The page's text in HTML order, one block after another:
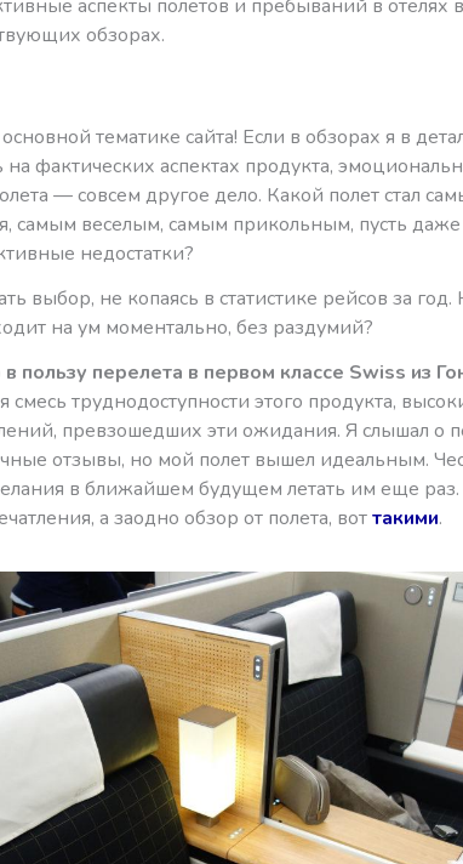
аспекты полетов и пребываний в отелях
обзорах.
тематике сайта! Если в обзорах я в
фактических аспектах продукта,
— совсем другое дело. Какой полет стал
самым веселым, самым прикольным, пусть даже
недостатки?
выбор, не копаясь в статистике рейсов за год.
на ум моментально, без раздумий?
пользу перелета в первом классе Swiss из
смесь труднодоступности этого продукта,
превзошедших эти ожидания. Я слышал о
отзывы, но мой полет вышел идеальным.
в ближайшем будущем летать им еще
а заодно обзор от полета, воттакими.